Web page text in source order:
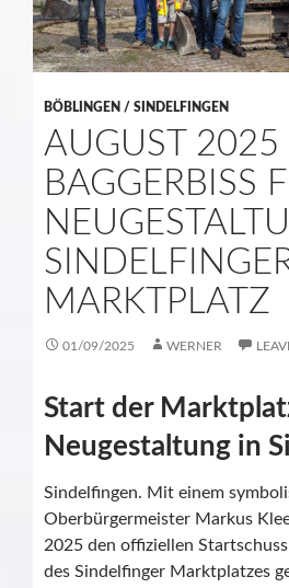
BÖBLINGEN / SINDELFINGEN
AUGUST 2025
BAGGERBISS
MARKTPLATZ
01/09/2025 WERNER
Start der
Neugestaltung in
Sindelfingen. Mit einem
Oberbürgermeister Markus
2025 den offiziellen
des Sindelfinger Marktplatzes